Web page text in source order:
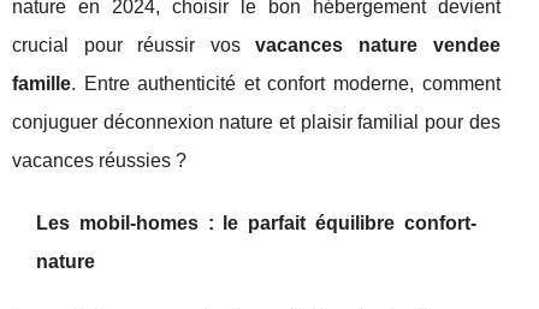
nature en 2024, choisir le bon hébergement devient
crucial pour réussir vosvacances nature vendee
famille. Entre authenticité et confort moderne, comment
conjuguer déconnexion nature et plaisir familial pour des
vacances réussies ?
Les mobil-homes : le parfait équilibre confort-
nature